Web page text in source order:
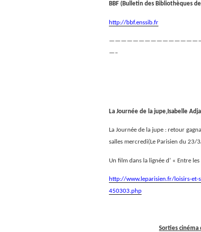
BBF (Bulletin des Bibliothèques de
http://bbf.enssib.fr
—–
La Journée de la jupe,Isabelle
La Journée de la jupe : retour
salles mercredi(Le Parisien du 23/
Un film dans la lignée d’ « Entre
http://www.leparisien.fr/loisirs-et-
450303.php
Sorties cinéma